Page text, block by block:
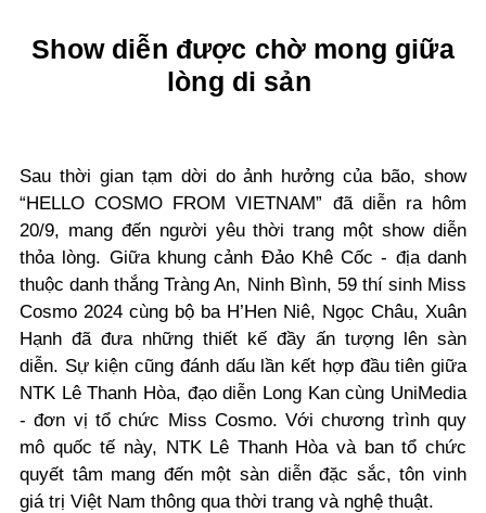
Show diễn được chờ mong giữa
lòng di sản
Sau thời gian tạm dời do ảnh hưởng của bão, show
“HELLO COSMO FROM VIETNAM” đã diễn ra hôm
20/9, mang đến người yêu thời trang một show diễn
thỏa lòng. Giữa khung cảnh Đảo Khê Cốc - địa danh
thuộc danh thắng Tràng An, Ninh Bình, 59 thí sinh Miss
Cosmo 2024 cùng bộ ba H’Hen Niê, Ngọc Châu, Xuân
Hạnh đã đưa những thiết kế đầy ấn tượng lên sàn
diễn. Sự kiện cũng đánh dấu lần kết hợp đầu tiên giữa
NTK Lê Thanh Hòa, đạo diễn Long Kan cùng UniMedia
- đơn vị tổ chức Miss Cosmo. Với chương trình quy
mô quốc tế này, NTK Lê Thanh Hòa và ban tổ chức
quyết tâm mang đến một sàn diễn đặc sắc, tôn vinh
giá trị Việt Nam thông qua thời trang và nghệ thuật.